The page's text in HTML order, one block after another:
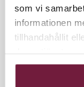
som vi
informationen
tillhandahållit
avlägsna
Använd
Protection
STEG